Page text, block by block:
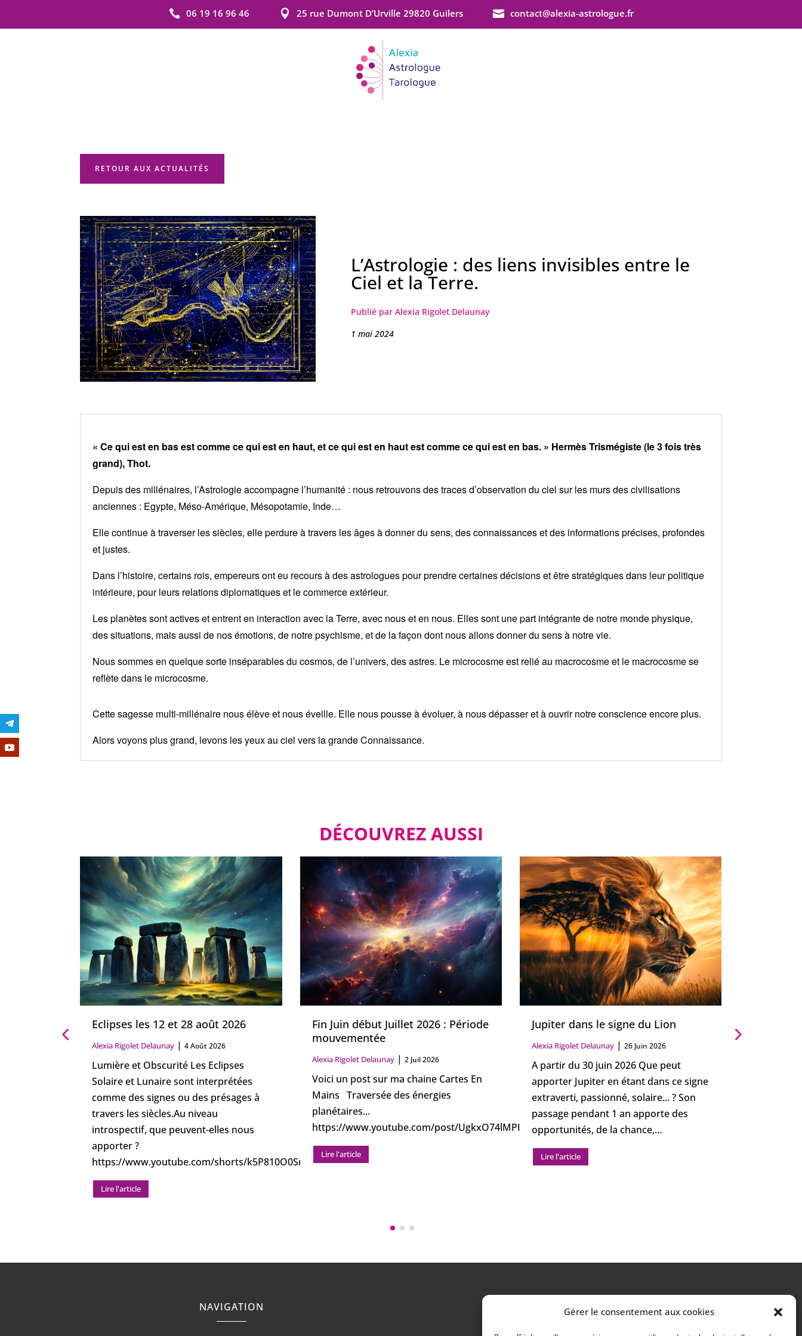
Gérer le consentement aux cookies
 06 19 16 96 46  25 rue Dumont D’Urville 29820 Guilers  contact@alexia-astrologue.fr
RETOUR AUX ACTUALITÉS
L’Astrologie : des liens invisibles entre le
Ciel et la Terre.
Publié par Alexia Rigolet Delaunay
1 mai 2024
« Ce qui est en bas est comme ce qui est en haut, et ce qui est en haut est comme ce qui est en bas. » Hermès Trismégiste (le 3 fois très
grand), Thot.
Depuis des millénaires, l’Astrologie accompagne l’humanité : nous retrouvons des traces d’observation du ciel sur les murs des civilisations
anciennes : Egypte, Méso-Amérique, Mésopotamie, Inde…
Elle continue à traverser les siècles, elle perdure à travers les âges à donner du sens, des connaissances et des informations précises, profondes
et justes.
Dans l’histoire, certains rois, empereurs ont eu recours à des astrologues pour prendre certaines décisions et être stratégiques dans leur politique
intérieure, pour leurs relations diplomatiques et le commerce extérieur.
Les planètes sont actives et entrent en interaction avec la Terre, avec nous et en nous. Elles sont une part intégrante de notre monde physique,
des situations, mais aussi de nos émotions, de notre psychisme, et de la façon dont nous allons donner du sens à notre vie.
Nous sommes en quelque sorte inséparables du cosmos, de l’univers, des astres. Le microcosme est relié au macrocosme et le macrocosme se
reflète dans le microcosme.
Cette sagesse multi-millénaire nous élève et nous éveille. Elle nous pousse à évoluer, à nous dépasser et à ouvrir notre conscience encore plus.
Alors voyons plus grand, levons les yeux au ciel vers la grande Connaissance.
DÉCOUVREZ AUSSI
Eclipses les 12 et 28 août 2026
Alexia Rigolet Delaunay | 4 Août 2026
Lumière et Obscurité Les Eclipses
Solaire et Lunaire sont interprétées
comme des signes ou des présages à
travers les siècles.Au niveau
introspectif, que peuvent-elles nous
apporter ?
https://www.youtube.com/shorts/k5P810O0Sn8
Lire l'article
Fin Juin début Juillet 2026 : Période
mouvementée
Alexia Rigolet Delaunay | 2 Juil 2026
Voici un post sur ma chaine Cartes En
Mains Traversée des énergies
planétaires...
https://www.youtube.com/post/UgkxO74lMPIp4psYHeFMNPsfM_SDs17YSW4A
Lire l'article
Jupiter dans le signe du Lion
Alexia Rigolet Delaunay | 26 Juin 2026
A partir du 30 juin 2026 Que peut
apporter Jupiter en étant dans ce signe
extraverti, passionné, solaire... ? Son
passage pendant 1 an apporte des
opportunités, de la chance,…
Lire l'article
NAVIGATION RÉALISATION